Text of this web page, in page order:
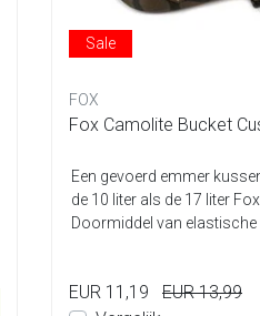
Sale
FOX
Fox Camolite Bucket
Een gevoerd emmer
de 10 liter als de 17 liter
Doormiddel van elastische
EUR 11,19
EUR 13,99